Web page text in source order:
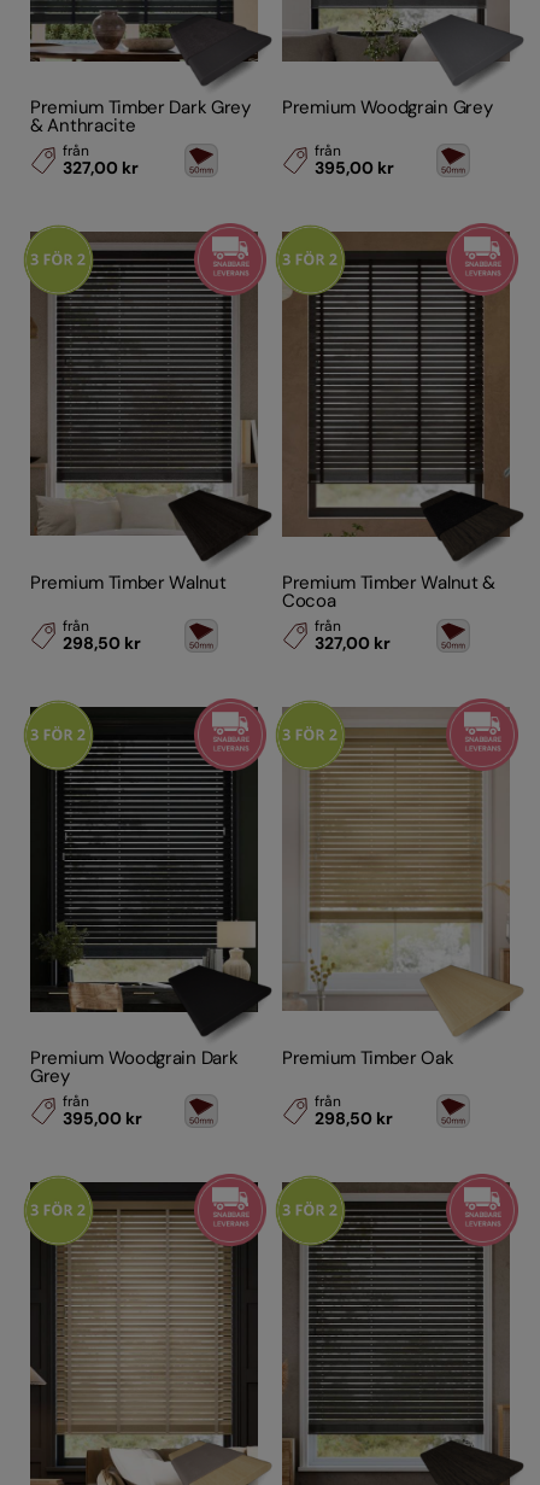
Premium Timber Dark Grey
& Anthracite
från
327,00 kr
Premium Woodgrain Grey
från
395,00 kr
Premium Timber Walnut
från
298,50 kr
Premium Timber Walnut &
Cocoa
från
327,00 kr
Premium Woodgrain Dark
Grey
från
395,00 kr
Premium Timber Oak
från
298,50 kr